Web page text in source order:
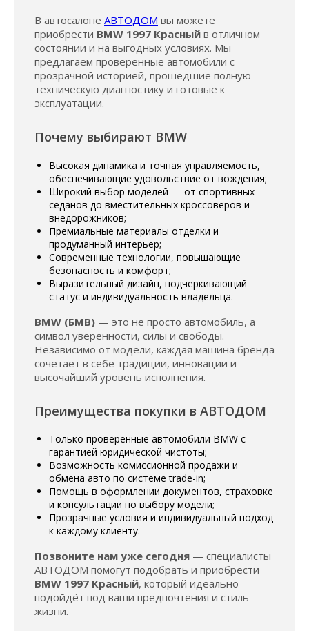
В автосалоне АВТОДОМ вы можете
приобрести BMW 1997 Красный в отличном
состоянии и на выгодных условиях. Мы
предлагаем проверенные автомобили с
прозрачной историей, прошедшие полную
техническую диагностику и готовые к
эксплуатации.
Почему выбирают BMW
Высокая динамика и точная управляемость,
обеспечивающие удовольствие от вождения;
Широкий выбор моделей — от спортивных
седанов до вместительных кроссоверов и
внедорожников;
Премиальные материалы отделки и
продуманный интерьер;
Современные технологии, повышающие
безопасность и комфорт;
Выразительный дизайн, подчеркивающий
статус и индивидуальность владельца.
BMW (БМВ) — это не просто автомобиль, а
символ уверенности, силы и свободы.
Независимо от модели, каждая машина бренда
сочетает в себе традиции, инновации и
высочайший уровень исполнения.
Преимущества покупки в АВТОДОМ
Только проверенные автомобили BMW с
гарантией юридической чистоты;
Возможность комиссионной продажи и
обмена авто по системе trade-in;
Помощь в оформлении документов, страховке
и консультации по выбору модели;
Прозрачные условия и индивидуальный подход
к каждому клиенту.
Позвоните нам уже сегодня — специалисты
АВТОДОМ помогут подобрать и приобрести
BMW 1997 Красный, который идеально
подойдёт под ваши предпочтения и стиль
жизни.